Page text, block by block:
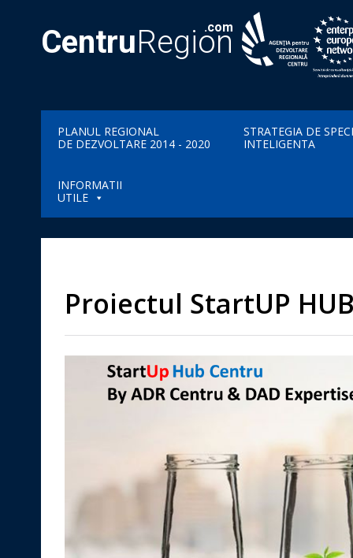
CentruRegion
.com
PLANUL REGIONAL
DE DEZVOLTARE 2014 - 2020
STRATEGIA DE
INTELIGENTA
INFORMATII
UTILE
Proiectul StartUP